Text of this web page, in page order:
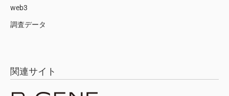
web3
調査データ
関連サイト